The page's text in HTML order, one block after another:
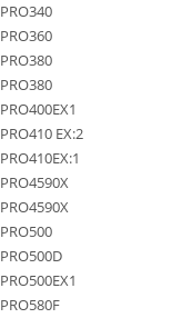
PRO340
PRO360
PRO380
PRO380
PRO400EX1
PRO410 EX:2
PRO410EX:1
PRO4590X
PRO4590X
PRO500
PRO500D
PRO500EX1
PRO580F